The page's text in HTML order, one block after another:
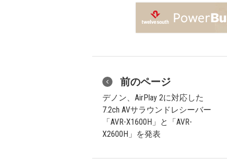
前のページ
デノン、AirPlay 2に対応した
7.2ch AVサラウンドレシーバー
「AVR-X1600H」と「AVR-
X2600H」を発表